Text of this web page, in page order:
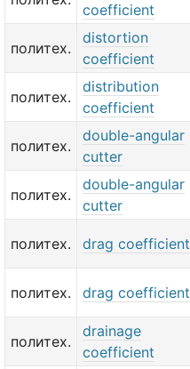
coefficient
политех.
distortion
coefficient
политех.
distribution
coefficient
политех.
double-angular
cutter
политех.
double-angular
cutter
политех. drag coefficient
политех. drag coefficient
политех.
drainage
coefficient